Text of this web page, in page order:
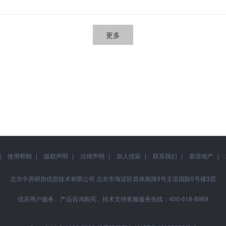
更多
使用帮助 版权声明 法律声明 加入优采 联系我们 新浪地产
北京中房研协信息技术有限公司 北京市海淀区首体南路9号主语国际5号楼3层
优采用户服务、产品咨询购买、技术支持客服服务热线：400-618-8989